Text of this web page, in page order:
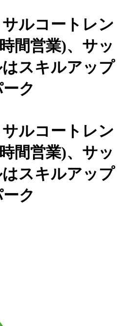
ルコートレン
間営業)、 サッ
スキルアップ
ク
ルコートレン
間営業)、サッ
スキルアップ
ク